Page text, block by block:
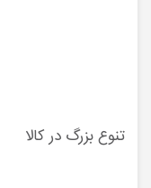
تنوع بزرگ در کالا